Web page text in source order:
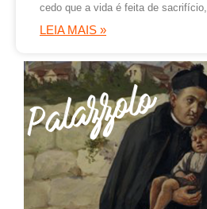
cedo que a vida é feita de sacrifício,
LEIA MAIS »